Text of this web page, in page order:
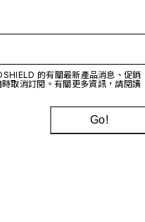
的有關最新產品消息、促銷
取消訂閱。有關更多資訊，請閱讀
Go!